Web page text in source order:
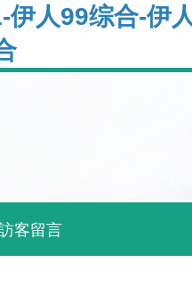
人99综合-伊
客留言